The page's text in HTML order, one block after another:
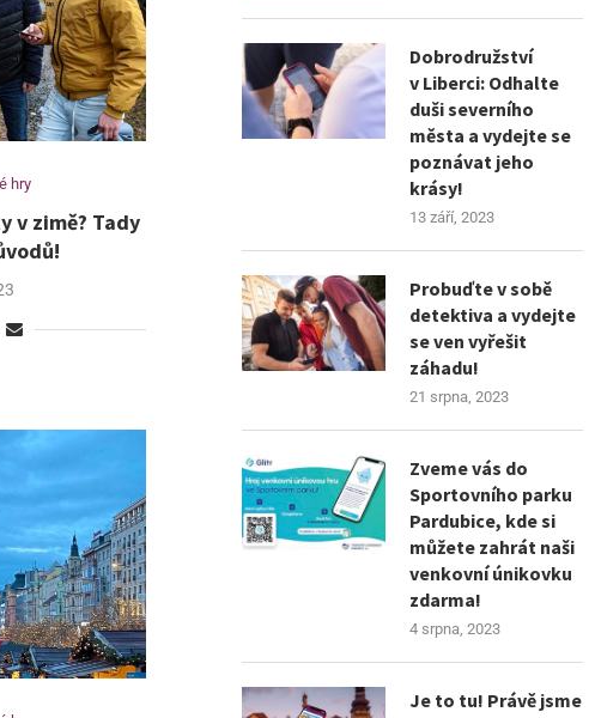
hry
v zimě? Tady
Dobrodružství
v Liberci: Odhalte
duši severního
města a vydejte se
poznávat jeho
krásy!
13 září, 2023
Probuďte v sobě
detektiva a vydejte
se ven vyřešit
záhadu!
21 srpna, 2023
Zveme vás do
Sportovního parku
Pardubice, kde si
můžete zahrát naši
venkovní únikovku
zdarma!
4 srpna, 2023
Je to tu! Právě jsme